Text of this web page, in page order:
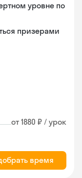
уровне по
призерами
от 1880 ₽ / урок
время